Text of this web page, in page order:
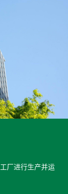
厂进行生产并运